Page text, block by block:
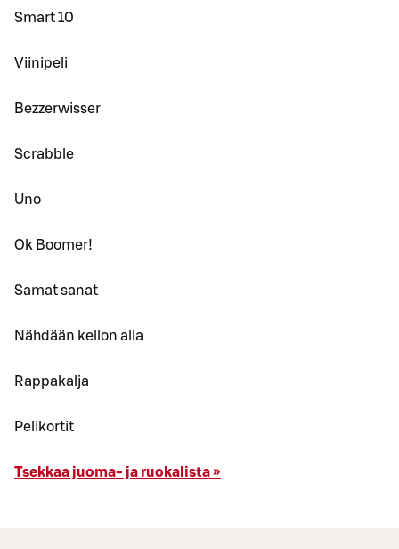
Smart 10
Viinipeli
Bezzerwisser
Scrabble
Uno
Ok Boomer!
Samat sanat
Nähdään kellon alla
Rappakalja
Pelikortit
Tsekkaa juoma- ja ruokalista »